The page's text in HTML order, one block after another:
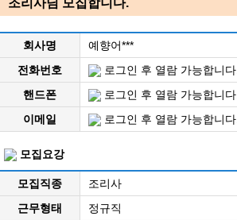
조리사님 모집합니다.
회사명
예향어***
전화번호
로그인 후 열람 가능합니다.
핸드폰
로그인 후 열람 가능합니다.
이메일
로그인 후 열람 가능합니다.
모집요강
모집직종
조리사
근무형태
정규직